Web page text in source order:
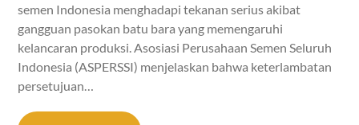
semen Indonesia menghadapi tekanan serius akibat
gangguan pasokan batu bara yang memengaruhi
kelancaran produksi. Asosiasi Perusahaan Semen Seluruh
Indonesia (ASPERSSI) menjelaskan bahwa keterlambatan
persetujuan…